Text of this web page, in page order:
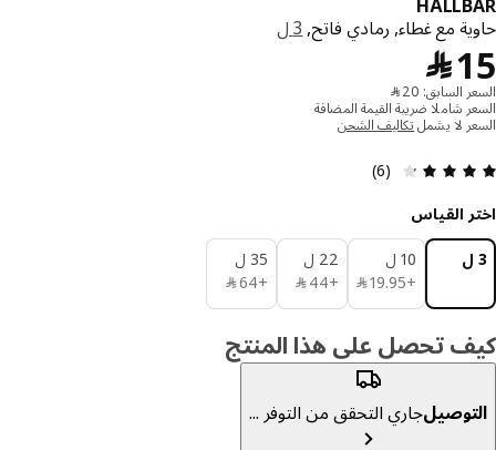
مع غطاء, رمادي فاتح,3 ل
﷼﷼ 15
السابق: ‭20‬ ﷼
شاملا ضريبة القيمة المضافة
لا يشملتكاليف الشحن
التقييم: 4.3 من 5 النجوم. إجمالي التقييمات: 6
(6)
القياس
﷼ 19.95 ﷼ 19.95 +
﷼44 ﷼ 44 ﷼ 64 ﷼ 64
تحصل على هذا المنتج
جاري التحقق من التوفر ...